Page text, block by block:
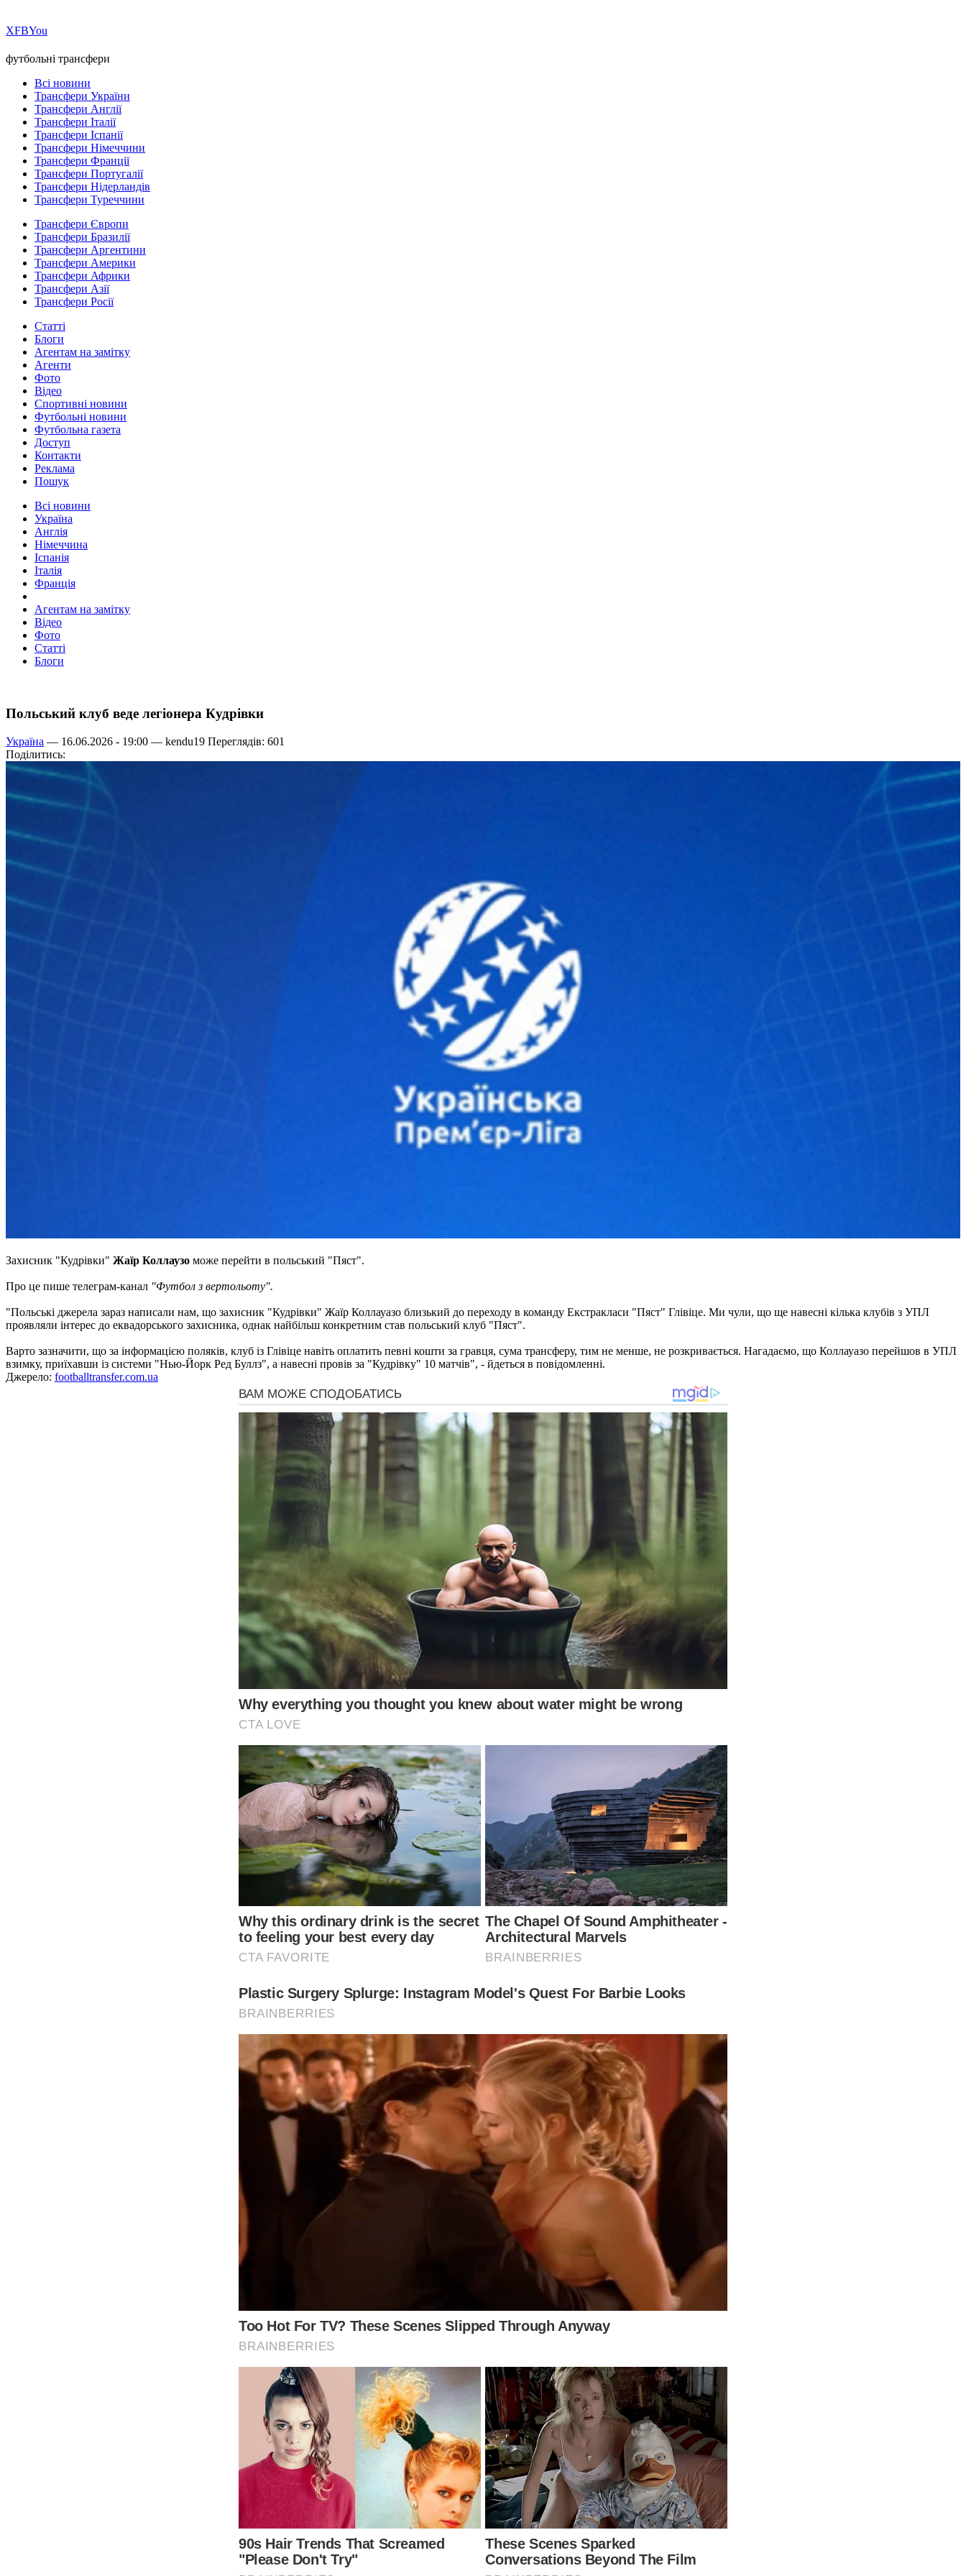
ХFBYou
футбольні трансфери
Всі новини
Трансфери України
Трансфери Англії
Трансфери Італії
Трансфери Іспанії
Трансфери Німеччини
Трансфери Франції
Трансфери Португалії
Трансфери Нідерландів
Трансфери Туреччини
Трансфери Європи
Трансфери Бразилії
Трансфери Аргентини
Трансфери Америки
Трансфери Африки
Трансфери Азії
Трансфери Росії
Статті
Блоги
Агентам на замітку
Агенти
Фото
Відео
Спортивні новини
Футбольні новини
Футбольна газета
Доступ
Контакти
Реклама
Пошук
Всі новини
Україна
Англія
Німеччина
Іспанія
Італія
Франція
Агентам на замітку
Відео
Фото
Статті
Блоги
Польський клуб веде легіонера Кудрівки
Україна — 16.06.2026 - 19:00 — kendu19 Переглядів: 601
Поділитись:
Захисник "Кудрівки" Жаїр Коллаузо може перейти в польський "Пяст".
Про це пише телеграм-канал "Футбол з вертольоту".
"Польські джерела зараз написали нам, що захисник "Кудрівки" Жаїр Коллауазо близький до переходу в команду Екстракласи "Пяст" Глівіце. Ми чули, що ще навесні кілька клубів з УПЛ
проявляли інтерес до еквадорського захисника, однак найбільш конкретним став польський клуб "Пяст".
Варто зазначити, що за інформацією поляків, клуб із Глівіце навіть оплатить певні кошти за гравця, сума трансферу, тим не менше, не розкривається. Нагадаємо, що Коллауазо перейшов в УПЛ
взимку, приїхавши із системи "Нью-Йорк Ред Буллз", а навесні провів за "Кудрівку" 10 матчів", - йдеться в повідомленні.
Джерело: footballtransfer.com.ua